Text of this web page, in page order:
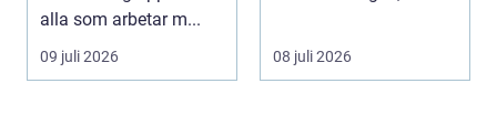
alla som arbetar m...
09 juli 2026 08 juli 2026